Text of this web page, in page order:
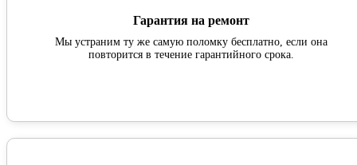
Гарантия на ремонт
Мы устраним ту же самую поломку бесплатно, если она
повторится в течение гарантийного срока.